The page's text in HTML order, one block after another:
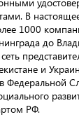
В
1000
до
и
Федеральной
РФ.